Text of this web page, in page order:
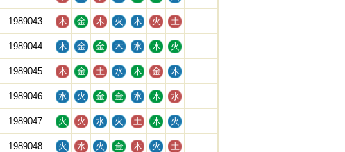
1989043 木 金 木 火 木 火 土
1989044 木 金 金 木 水 木 火
1989045 木 金 土 水 木 金 木
1989046 水 火 金 金 水 木 水
1989047 火 火 水 火 土 木 火
1989048 火 水 火 金 木 火 土